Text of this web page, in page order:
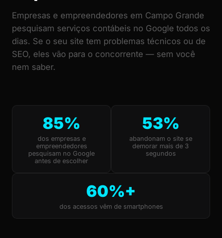
Empresas e empreendedores em Campo Grande
pesquisam serviços contábeis no Google todos os
dias. Se o seu site tem problemas técnicos ou de
SEO, eles vão para o concorrente — sem você
nem saber.
85%
dos empresas e
empreendedores
pesquisam no Google
antes de escolher
53%
abandonam o site se
demorar mais de 3
segundos
60%+
dos acessos vêm de smartphones